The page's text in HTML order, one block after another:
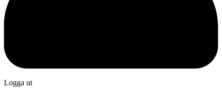
Logga ut